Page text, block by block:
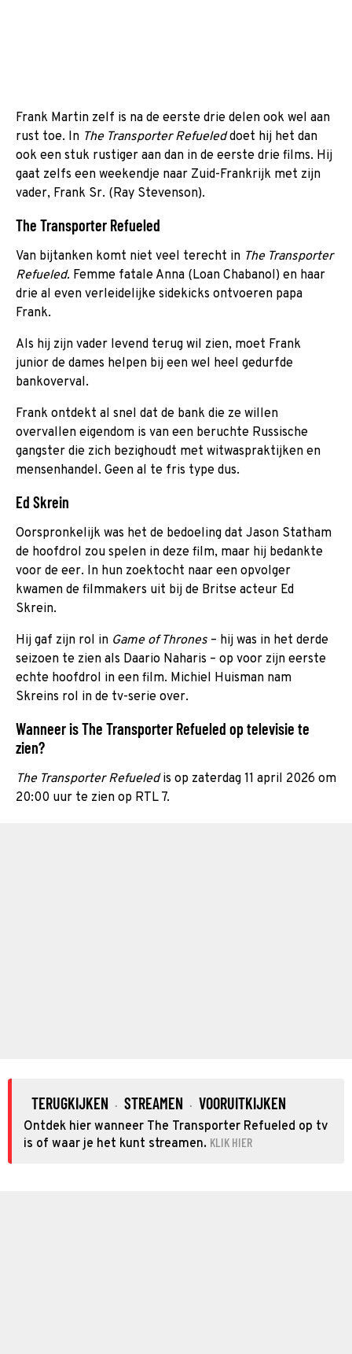
Frank Martin zelf is na de eerste drie delen ook wel aan
rust toe. In The Transporter Refueleddoet hij het dan
ook een stuk rustiger aan dan in de eerste drie films. Hij
gaat zelfs een weekendje naar Zuid-Frankrijk met zijn
vader, Frank Sr. (Ray Stevenson).
The Transporter Refueled
Van bijtanken komt niet veel terecht in The Transporter
Refueled. Femme fatale Anna (Loan Chabanol) en haar
drie al even verleidelijke sidekicks ontvoeren papa
Frank.
Als hij zijn vader levend terug wil zien, moet Frank
junior de dames helpen bij een wel heel gedurfde
bankoverval.
Frank ontdekt al snel dat de bank die ze willen
overvallen eigendom is van een beruchte Russische
gangster die zich bezighoudt met witwaspraktijken en
mensenhandel. Geen al te fris type dus.
Ed Skrein
Oorspronkelijk was het de bedoeling dat Jason Statham
de hoofdrol zou spelen in deze film, maar hij bedankte
voor de eer. In hun zoektocht naar een opvolger
kwamen de filmmakers uit bij de Britse acteur Ed
Skrein.
Hij gaf zijn rol in Game of Thrones – hij was in het derde
seizoen te zien als Daario Naharis – op voor zijn eerste
echte hoofdrol in een film. Michiel Huisman nam
Skreins rol in de tv-serie over.
Wanneer is The Transporter Refueled op televisie te
zien?
The Transporter Refueledis op zaterdag 11 april 2026 om
20:00 uur te zien op RTL 7.
TERUGKIJKEN · STREAMEN · VOORUITKIJKEN
Ontdek hier wanneer The Transporter Refueled op tv
is of waar je het kunt streamen. KLIK HIER